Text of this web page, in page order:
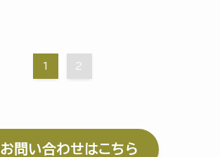
1 2
お問い合わせはこちら